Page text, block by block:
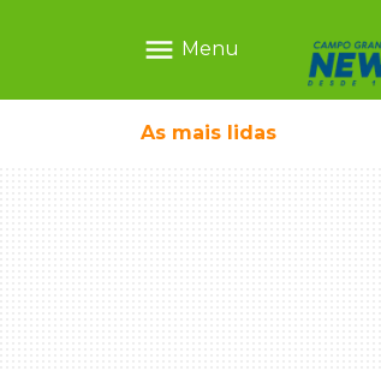
menu Menu
As mais lidas
ganhar dia oficial em MS